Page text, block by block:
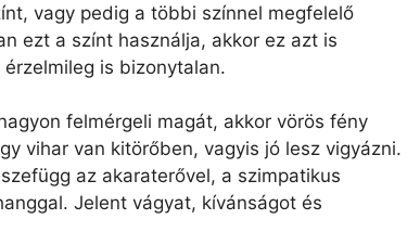
vagy pedig a többi színnel megfelelő
ezt a színt használja, akkor ez azt is
is bizonytalan.
felmérgeli magát, akkor vörös fény
vihar van kitörőben, vagyis jó lesz vigyázni.
az akaraterővel, a szimpatikus
Jelent vágyat, kívánságot és